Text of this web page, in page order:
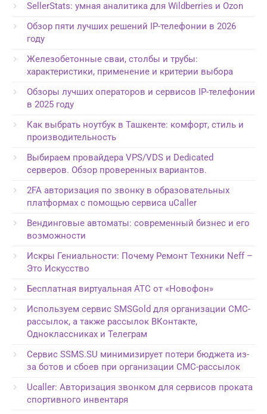
SellerStats: умная аналитика для Wildberries и Ozon
Обзор пяти лучших решений IP-телефонии в 2026
году
Железобетонные сваи, столбы и трубы:
характеристики, применение и критерии выбора
Обзоры лучших операторов и сервисов IP-телефонии
в 2025 году
Как выбрать ноутбук в Ташкенте: комфорт, стиль и
производительность
Выбираем провайдера VPS/VDS и Dedicated
серверов. Обзор проверенных вариантов.
2FA авторизация по звонку в образовательных
платформах с помощью сервиса uCaller
Вендинговые автоматы: современный бизнес и его
возможности
Искры Гениальности: Почему Ремонт Техники Neff –
Это Искусство
Бесплатная виртуальная АТС от «Новофон»
Используем сервис SMSGold для организации СМС-
рассылок, а также рассылок ВКонтакте,
Одноклассниках и Телеграм
Сервис SSMS.SU минимизирует потери бюджета из-
за ботов и сбоев при организации СМС-рассылок
Ucaller: Авторизация звонком для сервисов проката
спортивного инвентаря